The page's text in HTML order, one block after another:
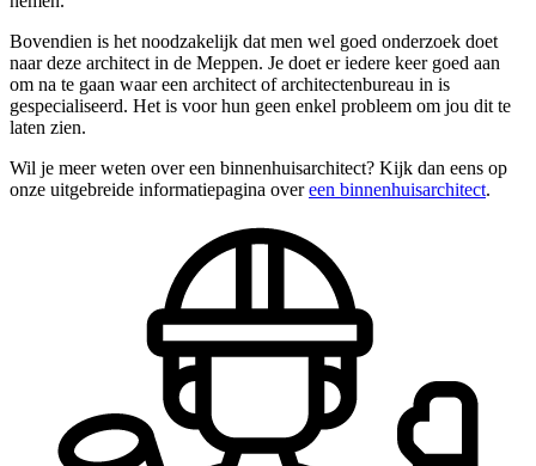
Bovendien is het noodzakelijk dat men wel goed onderzoek doet
naar deze architect in de Meppen. Je doet er iedere keer goed aan
om na te gaan waar een architect of architectenbureau in is
gespecialiseerd. Het is voor hun geen enkel probleem om jou dit te
laten zien.
Wil je meer weten over een binnenhuisarchitect? Kijk dan eens op
onze uitgebreide informatiepagina overeen binnenhuisarchitect.